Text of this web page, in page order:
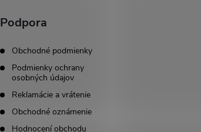
Podpora
Obchodné podmienky
Podmienky ochrany
osobných údajov
Reklamácie a vrátenie
Obchodné oznámenie
Hodnocení obchodu